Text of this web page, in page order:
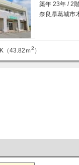
築年 23年 / 2
奈良県葛城市
（43.82ｍ2 ）